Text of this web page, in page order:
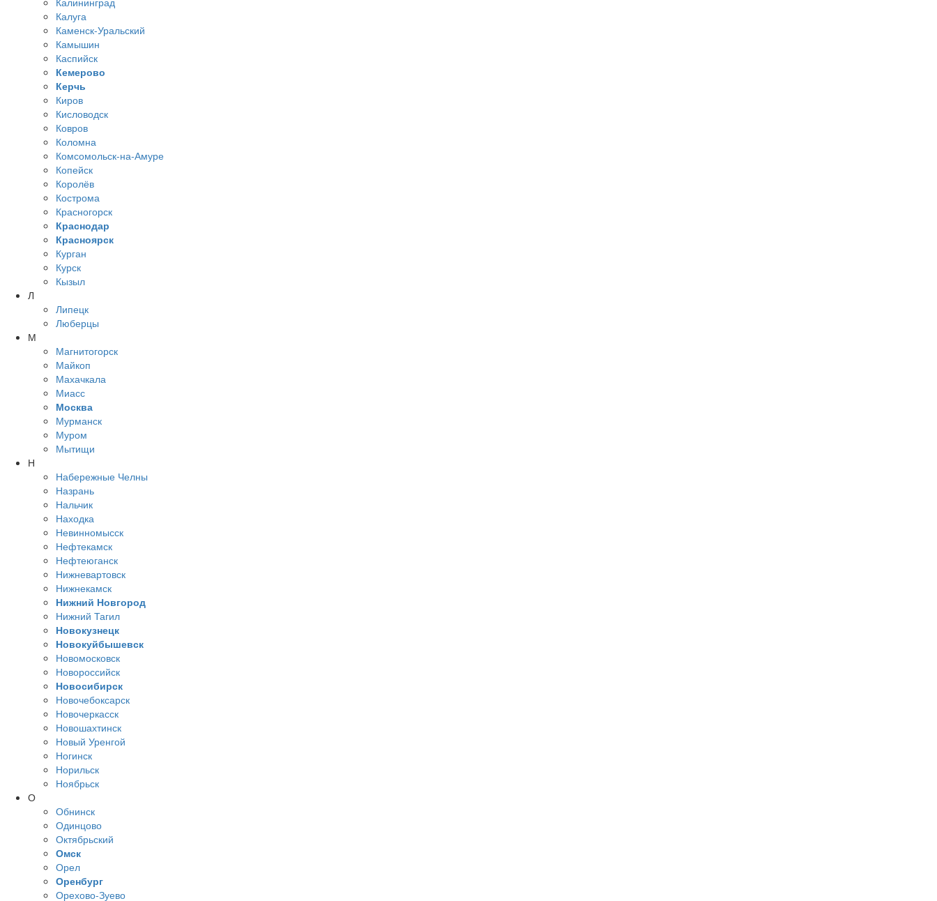
Калуга
Каменск-Уральский
Камышин
Каспийск
Кемерово
Керчь
Киров
Кисловодск
Ковров
Коломна
Комсомольск-на-Амуре
Копейск
Королёв
Кострома
Красногорск
Краснодар
Красноярск
Курган
Курск
Кызыл
Л
Липецк
Люберцы
М
Магнитогорск
Майкоп
Махачкала
Миасс
Москва
Мурманск
Муром
Мытищи
Н
Набережные Челны
Назрань
Нальчик
Находка
Невинномысск
Нефтекамск
Нефтеюганск
Нижневартовск
Нижнекамск
Нижний Новгород
Нижний Тагил
Новокузнецк
Новокуйбышевск
Новомосковск
Новороссийск
Новосибирск
Новочебоксарск
Новочеркасск
Новошахтинск
Новый Уренгой
Ногинск
Норильск
Ноябрьск
О
Обнинск
Одинцово
Октябрьский
Омск
Орел
Оренбург
Орехово-Зуево